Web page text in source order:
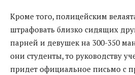
Кроме того, полицейским
штрафовать близко сидящих
парней и девушек на 300-350
они студенты, то руководству
придет официальное письмо с